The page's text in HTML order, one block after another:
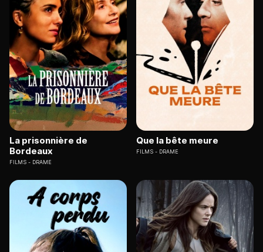
La prisonnière de
Bordeaux
FILMS DRAME
Que la bête meure
FILMS DRAME